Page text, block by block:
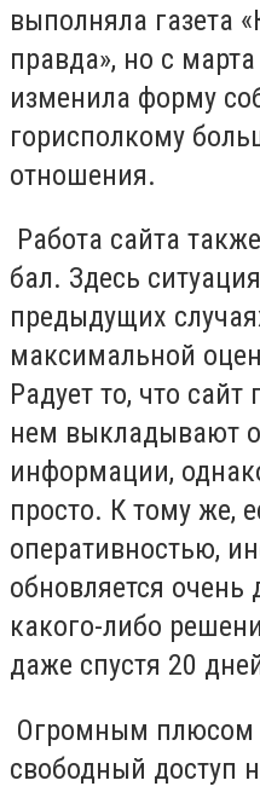
выполняла газета
правда», но с марта
изменила форму
горисполкому
отношения.
Работа сайта
бал. Здесь
предыдущих
максимальной
Радует то, что сайт
нем выкладывают
информации,
просто. К тому же,
оперативностью,
обновляется очень
какого-либо
даже спустя 20
Огромным плюсом
свободный доступ